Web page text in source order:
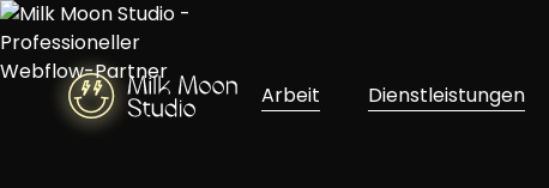
Arbeit Dienstleistungen